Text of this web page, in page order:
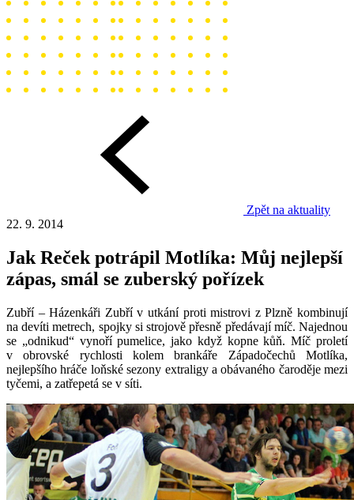
Zpět na aktuality
22. 9. 2014
Jak Reček potrápil Motlíka: Můj nejlepší
zápas, smál se zuberský pořízek
Zubří – Házenkáři Zubří v utkání proti mistrovi z Plzně kombinují
na devíti metrech, spojky si strojově přesně předávají míč. Najednou
se „odnikud“ vynoří pumelice, jako když kopne kůň. Míč proletí
v obrovské rychlosti kolem brankáře Západočechů Motlíka,
nejlepšího hráče loňské sezony extraligy a obávaného čaroděje mezi
tyčemi, a zatřepetá se v síti.